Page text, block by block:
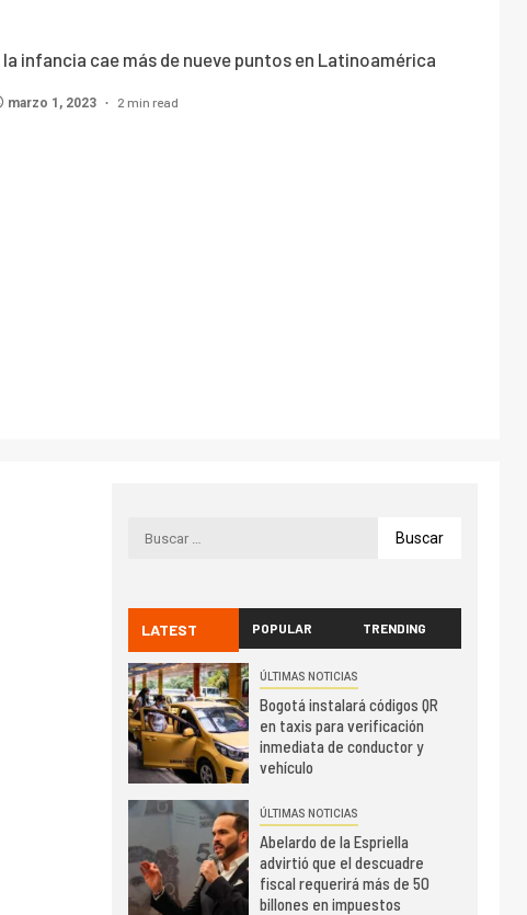
infancia cae más de nueve puntos en Latinoamérica
marzo 1, 2023 2 min read
LATEST POPULAR TRENDING
ÚLTIMAS NOTICIAS
Bogotá instalará códigos QR
en taxis para verificación
inmediata de conductor y
vehículo
ÚLTIMAS NOTICIAS
Abelardo de la Espriella
advirtió que el descuadre
fiscal requerirá más de 50
billones en impuestos